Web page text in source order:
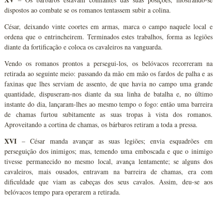
dispostos ao combate se os romanos tentassem subir a colina.
César, deixando vinte coortes em armas, marca o campo naquele local e
ordena que o entrincheirem. Terminados estes trabalhos, forma as legiões
diante da fortificação e coloca os cavaleiros na vanguarda.
Vendo os romanos prontos a persegui-los, os belóvacos recorreram na
retirada ao seguinte meio: passando da mão em mão os fardos de palha e as
faxinas que lhes serviam de assento, de que havia no campo uma grande
quantidade, dispuseram-nos diante da sua linha de batalha e, no último
instante do dia, lançaram-lhes ao mesmo tempo o fogo: então uma barreira
de chamas furtou subitamente as suas tropas à vista dos romanos.
Aproveitando a cortina de chamas, os bárbaros retiram a toda a pressa.
XVI – César manda avançar as suas legiões; envia esquadrões em
perseguição dos inimigos; mas, temendo uma emboscada e que o inimigo
tivesse permanecido no mesmo local, avança lentamente; se alguns dos
cavaleiros, mais ousados, entravam na barreira de chamas, era com
dificuldade que viam as cabeças dos seus cavalos. Assim, deu-se aos
belóvacos tempo para operarem a retirada.